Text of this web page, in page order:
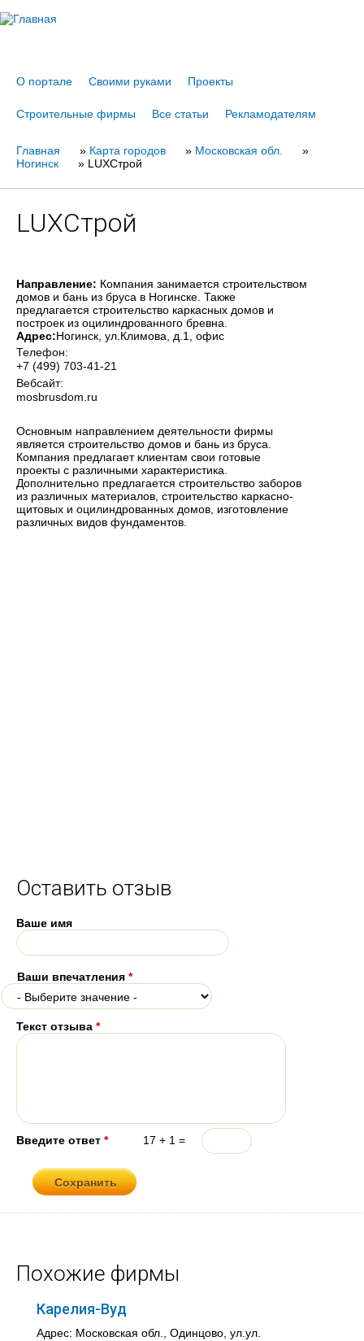
О портале Своими руками Проекты
Строительные фирмы Все статьи Рекламодателям
Вы
Главная » Карта городов » Московская обл.
»
Ногинск
» LUXСтрой
LUXСтрой
Направление: Компания занимается строительством
домов и бань из бруса в Ногинске. Также
предлагается строительство каркасных домов и
построек из оцилиндрованного бревна.
Адрес:Ногинск , ул.Климова, д.1, офис
Телефон:
+7 (499) 703-41-21
Вебсайт:
mosbrusdom.ru
Основным направлением деятельности фирмы
является строительство домов и бань из бруса.
Компания предлагает клиентам свои готовые
проекты с различными характеристика.
Дополнительно предлагается строительство заборов
из различных материалов, строительство каркасно-
щитовых и оцилиндрованных домов, изготовление
различных видов фундаментов.
Оставить отзыв
Ваше имя
Ваши впечатления *
Текст отзыва *
Введите ответ * 17 + 1 =
Похожие фирмы
Карелия-Вуд
Адрес: Московская обл., Одинцово, ул.ул.